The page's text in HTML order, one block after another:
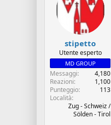
stipetto
Utente esperto
MD GROUP
Messaggi
4,180
Reazioni
1,100
Punteggio
113
Località
Zug - Schweiz /
Sölden - Tirol